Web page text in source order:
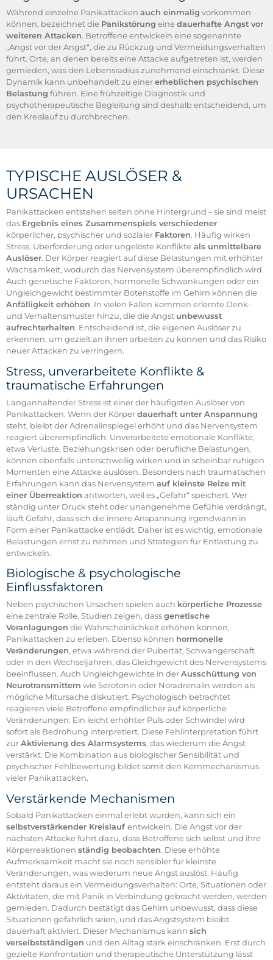
Während einzelne Panikattacken auch einmalig vorkommen
können, bezeichnet die Panikstörung eine dauerhafte Angst vor
weiteren Attacken. Betroffene entwickeln eine sogenannte
„Angst vor der Angst“, die zu Rückzug und Vermeidungsverhalten
führt. Orte, an denen bereits eine Attacke aufgetreten ist, werden
gemieden, was den Lebensradius zunehmend einschränkt. Diese
Dynamik kann unbehandelt zu einererheblichen psychischen
Belastung führen. Eine frühzeitige Diagnostik und
psychotherapeutische Begleitung sind deshalb entscheidend, um
den Kreislauf zu durchbrechen.
TYPISCHE AUSLÖSER &
URSACHEN
Panikattacken entstehen selten ohne Hintergrund – sie sind meist
das Ergebnis eines Zusammenspiels verschiedener
körperlicher, psychischer und sozialer Faktoren. Häufig wirken
Stress, Überforderung oder ungelöste Konflikte als unmittelbare
Auslöser. Der Körper reagiert auf diese Belastungen mit erhöhter
Wachsamkeit, wodurch das Nervensystem überempfindlich wird.
Auch genetische Faktoren, hormonelle Schwankungen oder ein
Ungleichgewicht bestimmter Botenstoffe im Gehirn können die
Anfälligkeit erhöhen. In vielen Fällen kommen erlernte Denk-
und Verhaltensmuster hinzu, die die Angst unbewusst
aufrechterhalten. Entscheidend ist, die eigenen Auslöser zu
erkennen, um gezielt an ihnen arbeiten zu können und das Risiko
neuer Attacken zu verringern.
Stress, unverarbeitete Konflikte &
traumatische Erfahrungen
Langanhaltender Stress ist einer der häufigsten Auslöser von
Panikattacken. Wenn der Körperdauerhaft unter Anspannung
steht, bleibt der Adrenalinspiegel erhöht und das Nervensystem
reagiert überempfindlich. Unverarbeitete emotionale Konflikte,
etwa Verluste, Beziehungskrisen oder berufliche Belastungen,
können ebenfalls unterschwellig wirken und in scheinbar ruhigen
Momenten eine Attacke auslösen. Besonders nach traumatischen
Erfahrungen kann das Nervensystem auf kleinste Reize mit
einer Überreaktion antworten, weil es „Gefahr“ speichert. Wer
ständig unter Druck steht oder unangenehme Gefühle verdrängt,
läuft Gefahr, dass sich die innere Anspannung irgendwann in
Form einer Panikattacke entlädt. Daher ist es wichtig, emotionale
Belastungen ernst zu nehmen und Strategien für Entlastung zu
entwickeln.
Biologische & psychologische
Einflussfaktoren
Neben psychischen Ursachen spielen auch körperliche Prozesse
eine zentrale Rolle. Studien zeigen, dassgenetische
Veranlagungen die Wahrscheinlichkeit erhöhen können,
Panikattacken zu erleben. Ebenso können hormonelle
Veränderungen, etwa während der Pubertät, Schwangerschaft
oder in den Wechseljahren, das Gleichgewicht des Nervensystems
beeinflussen. Auch Ungleichgewichte in derAusschüttung von
Neurotransmittern wie Serotonin oder Noradrenalin werden als
mögliche Mitursache diskutiert. Psychologisch betrachtet
reagieren viele Betroffene empfindlicher auf körperliche
Veränderungen: Ein leicht erhöhter Puls oder Schwindel wird
sofort als Bedrohung interpretiert. Diese Fehlinterpretation führt
zurAktivierung des Alarmsystems, das wiederum die Angst
verstärkt. Die Kombination aus biologischer Sensibilität und
psychischer Fehlbewertung bildet somit den Kernmechanismus
vieler Panikattacken.
Verstärkende Mechanismen
Sobald Panikattacken einmal erlebt wurden, kann sich ein
selbstverstärkender Kreislauf entwickeln. Die Angst vor der
nächsten Attacke führt dazu, dass Betroffene sich selbst und ihre
Körperreaktionen ständig beobachten. Diese erhöhte
Aufmerksamkeit macht sie noch sensibler für kleinste
Veränderungen, was wiederum neue Angst auslöst. Häufig
entsteht daraus ein Vermeidungsverhalten: Orte, Situationen oder
Aktivitäten, die mit Panik in Verbindung gebracht werden, werden
gemieden. Dadurch bestätigt das Gehirn unbewusst, dass diese
Situationen gefährlich seien, und das Angstsystem bleibt
dauerhaft aktiviert. Dieser Mechanismus kann sich
verselbstständigen und den Alltag stark einschränken. Erst durch
gezielte Konfrontation und therapeutische Unterstützung lässt